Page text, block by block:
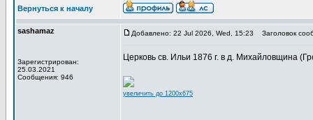
Вернуться к началу
sashamaz
Зарегистрирован:
25.03.2021
Сообщения: 946
Добавлено: 22 Jul 2026, Wed, 15:23 Заголовок
Церковь св. Ильи 1876 г. в д. Михайловщина
увеличить до 1200x675